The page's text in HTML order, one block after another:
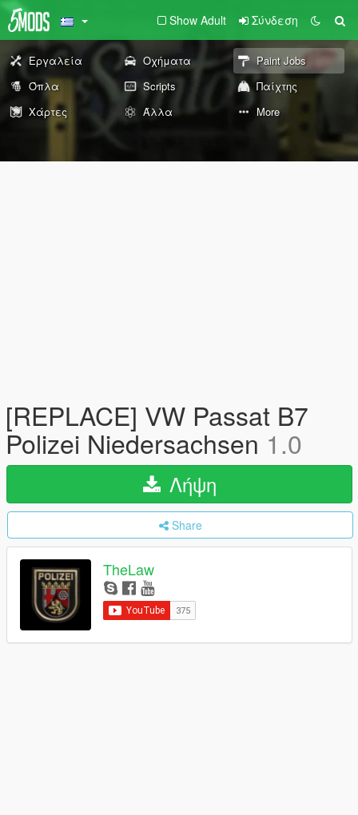
Show Adult Σύνδεση
Εργαλεία Οχήματα
Paint Jobs
Όπλα
Scripts
Παίχτης
Χάρτες
Άλλα More
[REPLACE] VW Passat B7
Polizei Niedersachsen 1.0
Λήψη
Share
TheLaw